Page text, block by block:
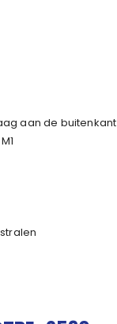
aan de buitenkant